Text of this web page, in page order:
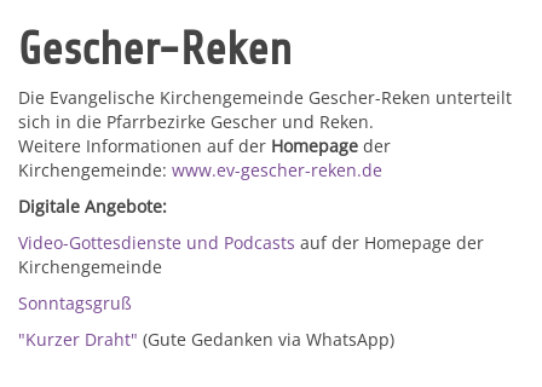
Gescher-Reken
Die Evangelische Kirchengemeinde Gescher-Reken unterteilt
sich in die Pfarrbezirke Gescher und Reken.
Weitere Informationen auf der Homepage der
Kirchengemeinde: www.ev-gescher-reken.de
Digitale Angebote:
Video-Gottesdienste und Podcasts auf der Homepage der
Kirchengemeinde
Sonntagsgruß
"Kurzer Draht" (Gute Gedanken via WhatsApp)